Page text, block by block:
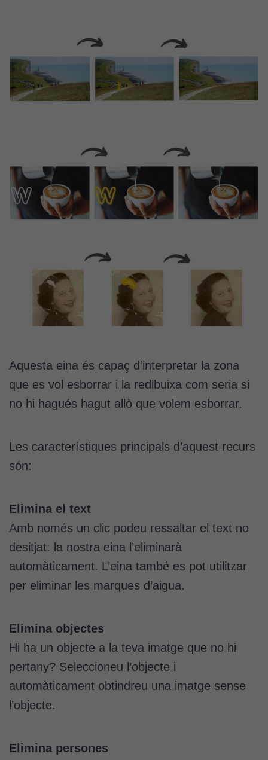
Aquesta eina és capaç d’interpretar la zona
que es vol esborrar i la redibuixa com seria si
no hi hagués hagut allò que volem esborrar.
Les característiques principals d’aquest recurs
són:
Elimina el text
Amb només un clic podeu ressaltar el text no
desitjat: la nostra eina l’eliminarà
automàticament. L’eina també es pot utilitzar
per eliminar les marques d’aigua.
Elimina objectes
Hi ha un objecte a la teva imatge que no hi
pertany? Seleccioneu l’objecte i
automàticament obtindreu una imatge sense
l’objecte.
Elimina persones